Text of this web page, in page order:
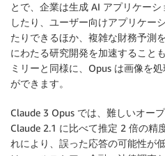
とで、企業は生成 AI アプリケー
したり、ユーザー向けアプリケー
たりできるほか、複雑な財務予測
にわたる研究開発を加速すること
ミリーと同様に、Opus は画像を
ができます。
Claude 3 Opus では、難しいオー
Claude 2.1 に比べて推定 2 倍の精
れにより、誤った応答の可能性が